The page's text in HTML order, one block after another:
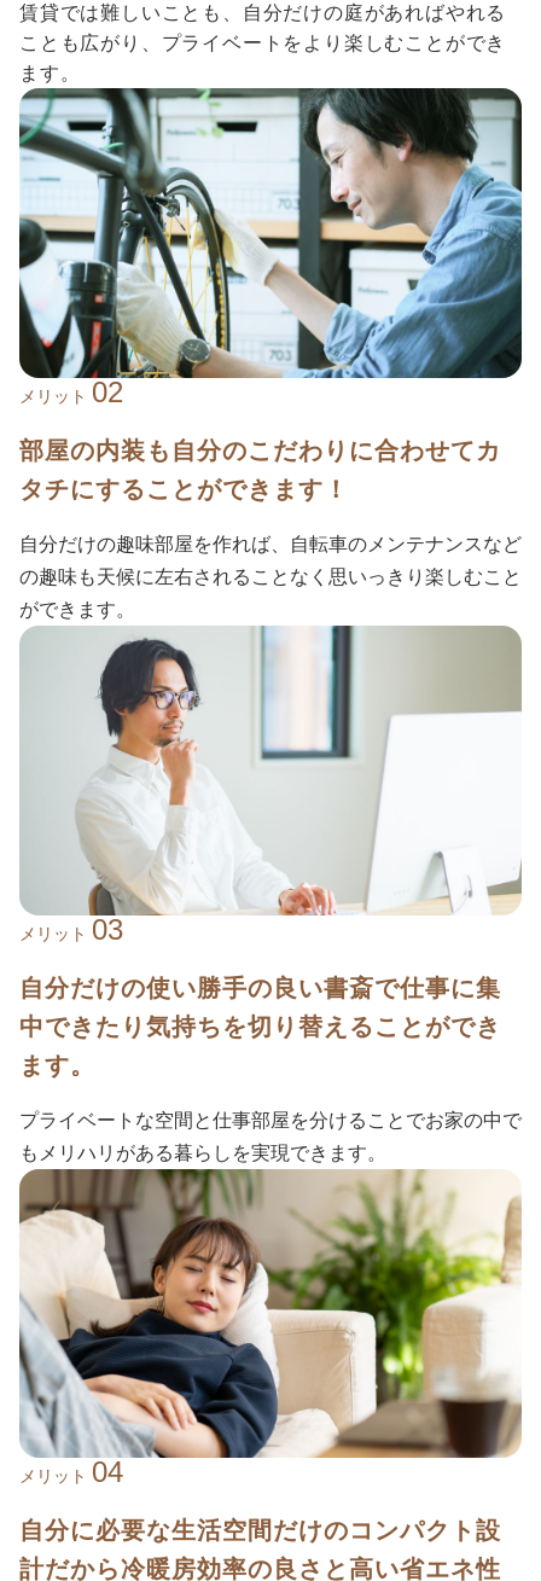
賃貸では難しいことも、自分だけの庭があればやれる
ことも広がり、プライベートをより楽しむことができ
ます。
メリット 02
部屋の内装も自分のこだわりに合わせてカ
タチにすることができます！
自分だけの趣味部屋を作れば、自転車のメンテナンスなど
の趣味も天候に左右されることなく思いっきり楽しむこと
ができます。
メリット 03
自分だけの使い勝手の良い書斎で仕事に集
中できたり気持ちを切り替えることができ
ます。
プライベートな空間と仕事部屋を分けることでお家の中で
もメリハリがある暮らしを実現できます。
メリット 04
自分に必要な生活空間だけのコンパクト設
計だから冷暖房効率の良さと高い省エネ性